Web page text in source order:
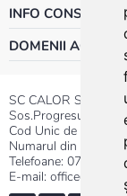
INFO
DOMENII
SC CALOR SRL
Sos.Progresului
Cod Unic de
Numarul din
Telefoane:
E-mail: